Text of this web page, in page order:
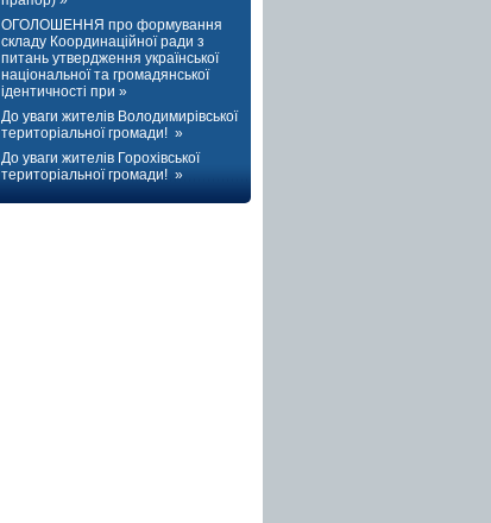
ОГОЛОШЕННЯ про формування
складу Координаційної ради з
питань утвердження української
національної та громадянської
ідентичності при »
До уваги жителів Володимирівської
територіальної громади! »
До уваги жителів Горохівської
територіальної громади! »